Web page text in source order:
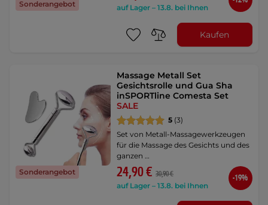
Sonderangebot
auf Lager – 13.8. bei Ihnen
Kaufen
Sonderangebot
Massage Metall Set
Gesichtsrolle und Gua Sha
inSPORTline Comesta Set
SALE
5 (3)
Set von Metall-Massagewerkzeugen
für die Massage des Gesichts und des
ganzen …
24,90 € 30,90 €
auf Lager – 13.8. bei Ihnen
-19%